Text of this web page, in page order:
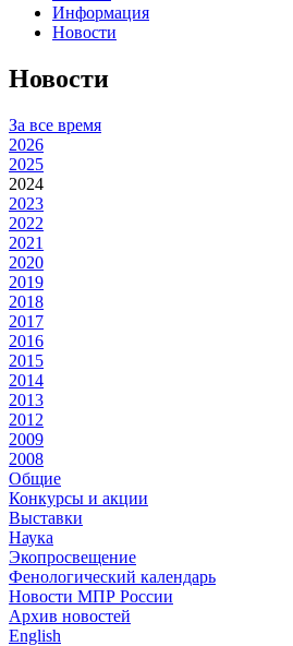
Информация
Новости
Новости
За все время
2026
2025
2024
2023
2022
2021
2020
2019
2018
2017
2016
2015
2014
2013
2012
2009
2008
Общие
Конкурсы и акции
Выставки
Наука
Экопросвещение
Фенологический календарь
Новости МПР России
Архив новостей
English